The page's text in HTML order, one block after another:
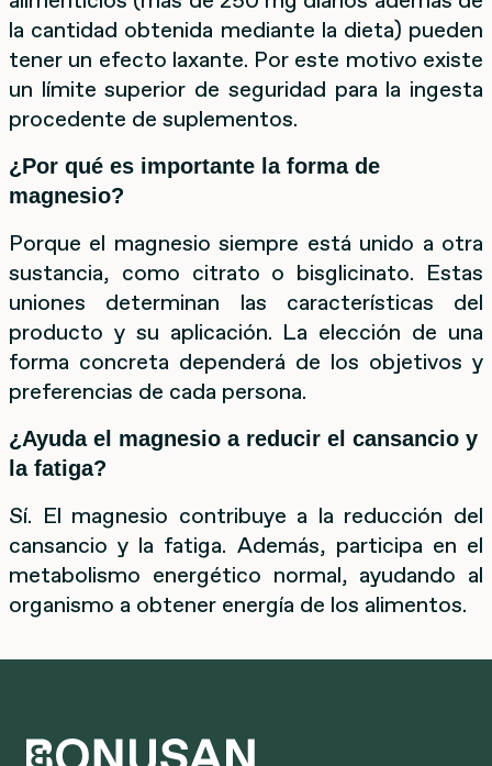
la cantidad obtenida mediante la dieta) pueden
tener un efecto laxante. Por este motivo existe
un límite superior de seguridad para la ingesta
procedente de suplementos.
¿Por qué es importante la forma de
magnesio?
Porque el magnesio siempre está unido a otra
sustancia, como citrato o bisglicinato. Estas
uniones determinan las características del
producto y su aplicación. La elección de una
forma concreta dependerá de los objetivos y
preferencias de cada persona.
¿Ayuda el magnesio a reducir el cansancio y
la fatiga?
Sí. El magnesio contribuye a la reducción del
cansancio y la fatiga. Además, participa en el
metabolismo energético normal, ayudando al
organismo a obtener energía de los alimentos.